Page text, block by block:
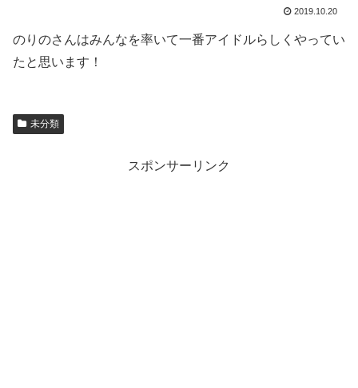
2019.10.20
のりのさんはみんなを率いて一番アイドルらしくやってい
たと思います！
未分類
スポンサーリンク